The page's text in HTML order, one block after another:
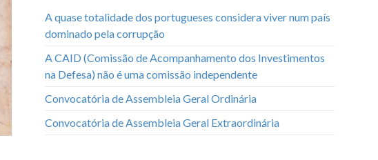
A quase totalidade dos portugueses considera viver num país
dominado pela corrupção
A CAID (Comissão de Acompanhamento dos Investimentos
na Defesa) não é uma comissão independente
Convocatória de Assembleia Geral Ordinária
Convocatória de Assembleia Geral Extraordinária